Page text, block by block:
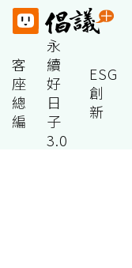
客
座
總
編
永
續
好
日
子
3.0
ESG
創
新